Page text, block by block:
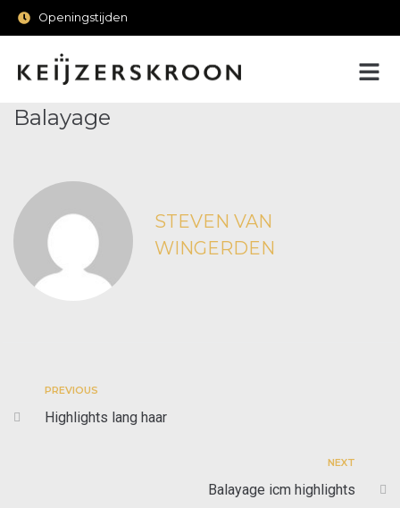
Openingstijden
Balayage
STEVEN VAN
WINGERDEN
PREVIOUS
Highlights lang haar
NEXT
Balayage icm highlights